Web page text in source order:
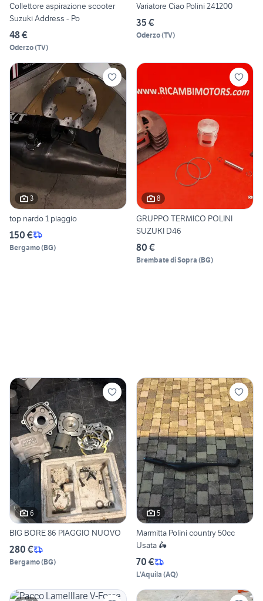
Collettore aspirazione scooter
Suzuki Address - Po
48 €
Oderzo(TV)
Variatore Ciao Polini 241200
35 €
Oderzo(TV)
3
top nardo 1 piaggio
150 €
Bergamo(BG)
8
GRUPPO TERMICO POLINI
SUZUKI D46
80 €
Brembate di Sopra (BG)
6
BIG BORE 86 PIAGGIO NUOVO
280 €
Bergamo(BG)
5
Marmitta Polini country 50cc
Usata 🛵
70 €
L'Aquila (AQ)